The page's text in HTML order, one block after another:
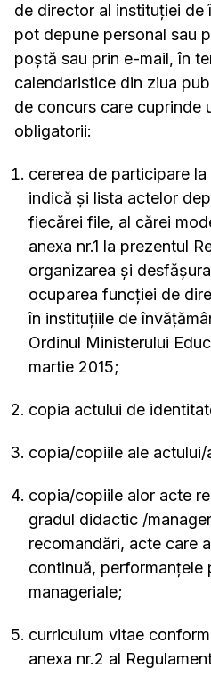
de director al instituţiei de
pot depune personal sau
poştă sau prin e-mail, în
calendaristice din ziua
de concurs care cuprinde
obligatorii:
cererea de participare
indică şi lista actelor
fiecărei file, al cărei
anexa nr.1 la prezentul
organizarea și
ocuparea funcției de
în instituțiile de
Ordinul Ministerului
martie 2015;
copia actului de
copia/copiile ale
copia/copiile alor acte
gradul didactic /
recomandări, acte care
continuă, performanțele
manageriale;
curriculum vitae
anexa nr.2 al